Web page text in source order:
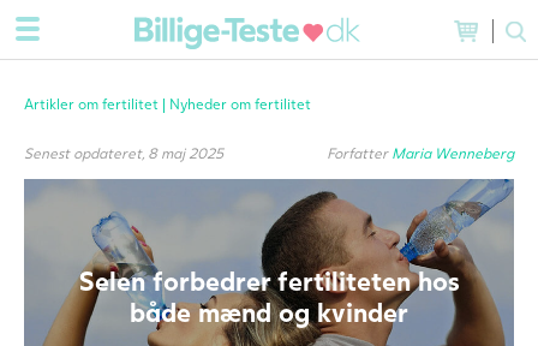
Artikler om fertilitet | Nyheder om fertilitet
Senest opdateret, 8 maj 2025 Forfatter Maria Wenneberg
Selen forbedrer fertiliteten hos
både mænd og kvinder